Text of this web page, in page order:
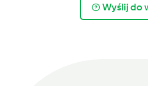
Wyślij do